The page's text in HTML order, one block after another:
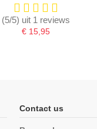
(5/5) uit 1 reviews
€ 15,95
Contact us